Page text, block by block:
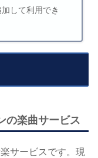
して利用でき
の楽曲サービス
サービスです。現